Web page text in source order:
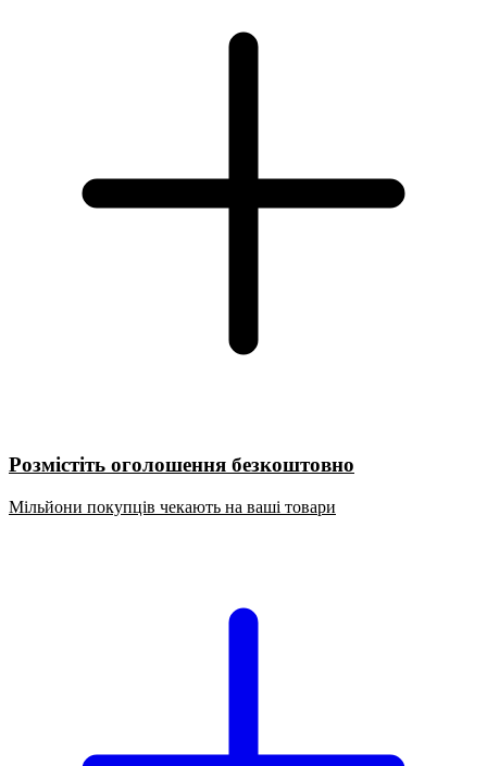
Розмістіть оголошення безкоштовно
Мільйони покупців чекають на ваші товари